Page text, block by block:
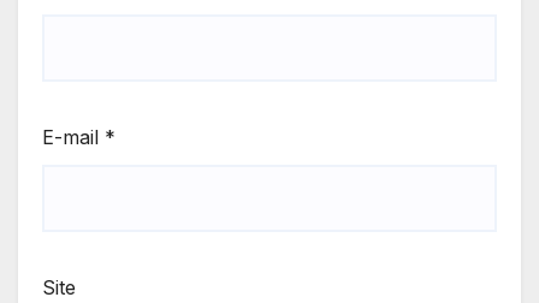
E-mail *
Site